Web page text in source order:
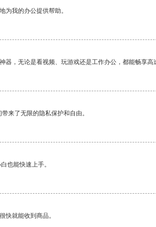
为我的办公提供帮助。
器，无论是看视频、玩游戏还是工作办公，都能畅享高
来了无限的隐私保护和自由。
也能快速上手。
快就能收到商品。